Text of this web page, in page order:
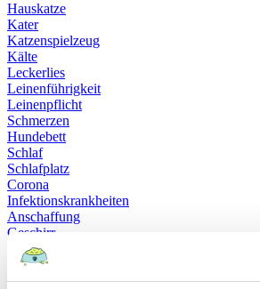
Hauskatze
Kater
Katzenspielzeug
Kälte
Leckerlies
Leinenführigkeit
Leinenpflicht
Schmerzen
Hundebett
Schlaf
Schlafplatz
Corona
Infektionskrankheiten
Anschaffung
Geschirr
Halsband
Rollig
Sterilisation